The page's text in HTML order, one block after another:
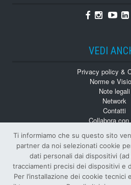
Facebook
VEDI
Privacy policy &
Norme e
Note legali
Network
Contatti
Collabora con
Numeri
Ti informiamo che su questo sito
partner da noi selezionati cookie
dati personali dai dispositivi (ad
tracciamenti precisi dei dispositivi e
Per l’installazione dei cookie